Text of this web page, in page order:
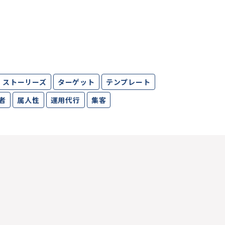
ストーリーズ ターゲット
テンプレート
属人性 運用代行 集客